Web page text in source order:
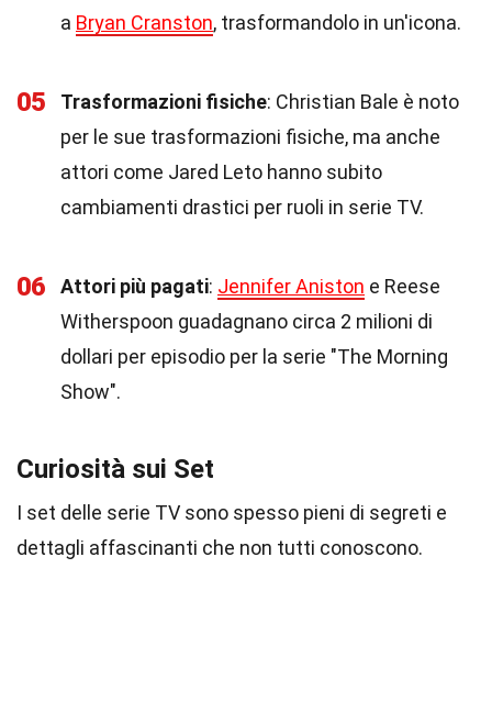
a Bryan Cranston, trasformandolo in un'icona.
05 Trasformazioni fisiche: Christian Bale è noto
per le sue trasformazioni fisiche, ma anche
attori come Jared Leto hanno subito
cambiamenti drastici per ruoli in serie TV.
06 Attori più pagati: Jennifer Aniston e Reese
Witherspoon guadagnano circa 2 milioni di
dollari per episodio per la serie "The Morning
Show".
Curiosità sui Set
I set delle serie TV sono spesso pieni di segreti e
dettagli affascinanti che non tutti conoscono.